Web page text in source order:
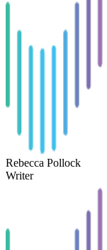
Rebecca Pollock
Writer